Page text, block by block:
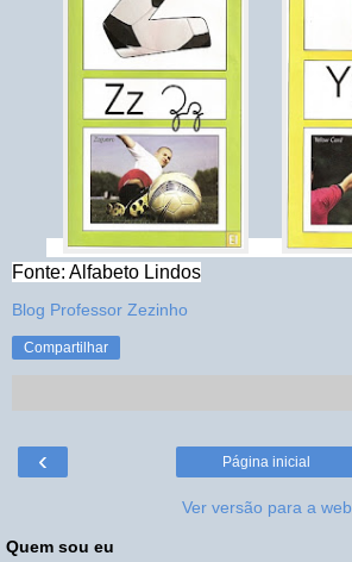
Fonte: Alfabeto Lindos
Blog Professor Zezinho
Compartilhar
‹ Página inicial
Ver versão para a web
Quem sou eu